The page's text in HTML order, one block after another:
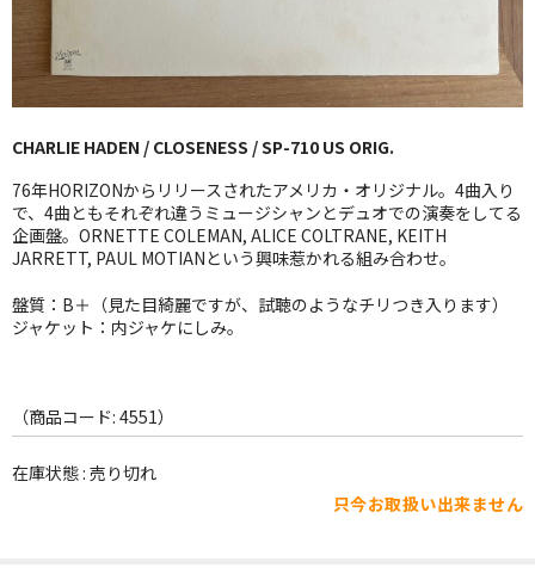
JAZZ-US
BLUE NOTE
JAZZ-EU
JAZZ-JP
JAZZ-VOCAL
J-POP
FOLK,SSW
CHARLIE HADEN / CLOSENESS / SP-710 US ORIG.
76年HORIZONからリリースされたアメリカ・オリジナル。4曲入り
で、4曲ともそれぞれ違うミュージシャンとデュオでの演奏をしてる
企画盤。ORNETTE COLEMAN, ALICE COLTRANE, KEITH
JARRETT, PAUL MOTIANという興味惹かれる組み合わせ。
盤質：B＋（見た目綺麗ですが、試聴のようなチリつき入ります）
ジャケット：内ジャケにしみ。
（商品コード: 4551）
在庫状態 : 売り切れ
只今お取扱い出来ません